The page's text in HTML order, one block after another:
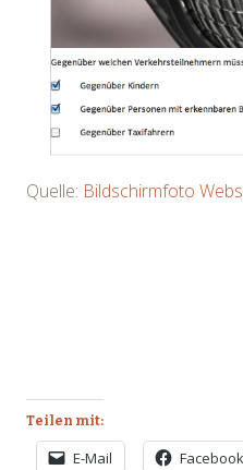
Quelle: Bildschirmfoto
Teilen mit:
E-Mail Facebook